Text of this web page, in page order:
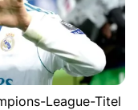
League-Titel